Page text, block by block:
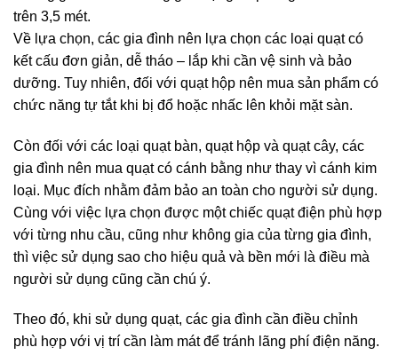
trên 3,5 mét.
Về lựa chọn, các gia đình nên lựa chọn các loại quạt có
kết cấu đơn giản, dễ tháo – lắp khi cần vệ sinh và bảo
dưỡng. Tuy nhiên, đối với quạt hộp nên mua sản phẩm có
chức năng tự tắt khi bị đổ hoặc nhấc lên khỏi mặt sàn.
Còn đối với các loại quạt bàn, quạt hộp và quạt cây, các
gia đình nên mua quạt có cánh bằng như thay vì cánh kim
loại. Mục đích nhằm đảm bảo an toàn cho người sử dụng.
Cùng với việc lựa chọn được một chiếc quạt điện phù hợp
với từng nhu cầu, cũng như không gia của từng gia đình,
thì việc sử dụng sao cho hiệu quả và bền mới là điều mà
người sử dụng cũng cần chú ý.
Theo đó, khi sử dụng quạt, các gia đình cần điều chỉnh
phù hợp với vị trí cần làm mát để tránh lãng phí điện năng.